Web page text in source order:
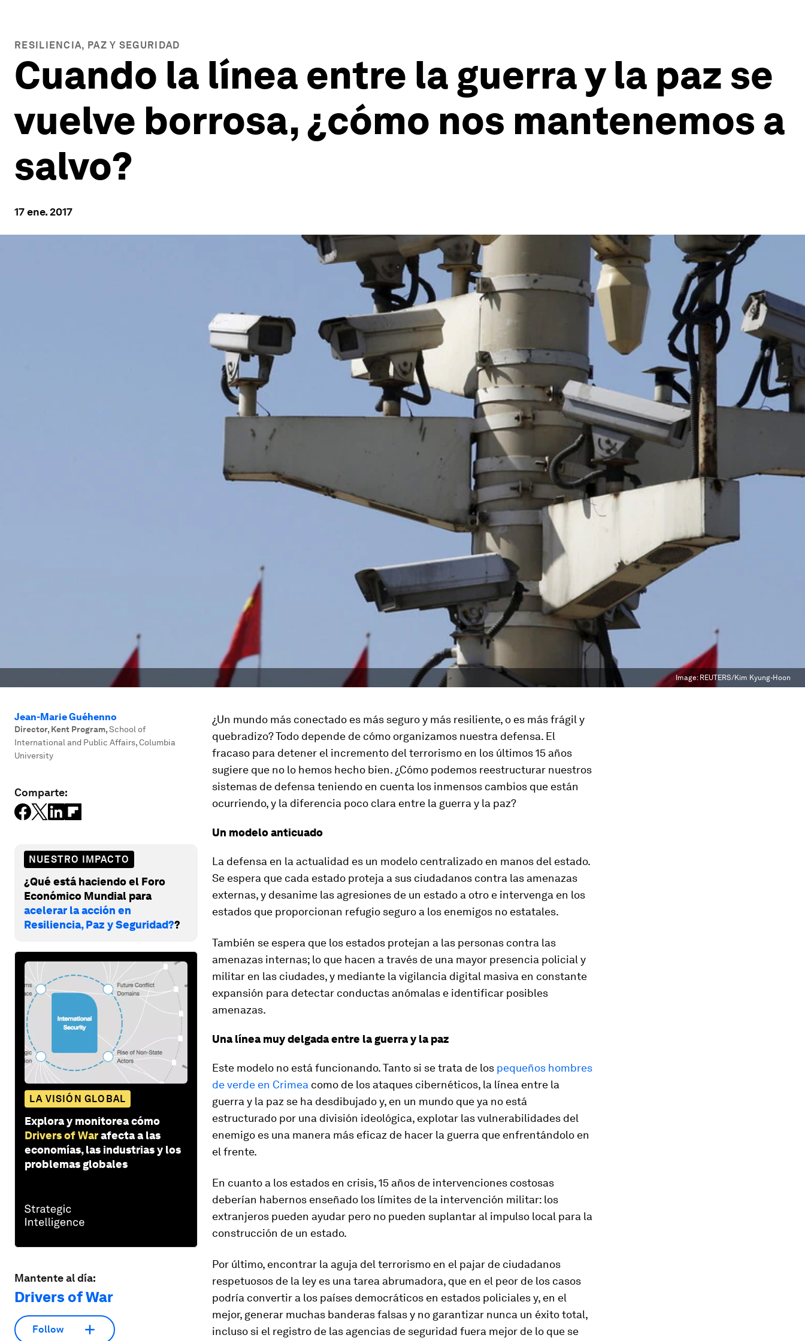
RESILIENCIA, PAZ Y SEGURIDAD
Cuando la línea entre la guerra y la paz se
vuelve borrosa, ¿cómo nos mantenemos a
salvo?
17 ene. 2017
Image: REUTERS/Kim Kyung-Hoon
Jean-Marie Guéhenno
Director, Kent Program,School of
International and Public Affairs, Columbia
University
Comparte:
NUESTRO IMPACTO
¿Qué está haciendo el Foro
Económico Mundial para
acelerar la acción en
Resiliencia, Paz y Seguridad??
LA VISIÓN GLOBAL
Explora y monitorea cómo
Drivers of Warafecta a las
economías, las industrias y los
problemas globales
Mantente al día:
Drivers of War
Follow
¿Un mundo más conectado es más seguro y más resiliente, o es más frágil y
quebradizo? Todo depende de cómo organizamos nuestra defensa. El
fracaso para detener el incremento del terrorismo en los últimos 15 años
sugiere que no lo hemos hecho bien. ¿Cómo podemos reestructurar nuestros
sistemas de defensa teniendo en cuenta los inmensos cambios que están
ocurriendo, y la diferencia poco clara entre la guerra y la paz?
Un modelo anticuado
La defensa en la actualidad es un modelo centralizado en manos del estado.
Se espera que cada estado proteja a sus ciudadanos contra las amenazas
externas, y desanime las agresiones de un estado a otro e intervenga en los
estados que proporcionan refugio seguro a los enemigos no estatales.
También se espera que los estados protejan a las personas contra las
amenazas internas; lo que hacen a través de una mayor presencia policial y
militar en las ciudades, y mediante la vigilancia digital masiva en constante
expansión para detectar conductas anómalas e identificar posibles
amenazas.
Una línea muy delgada entre la guerra y la paz
Este modelo no está funcionando. Tanto si se trata de los pequeños hombres
de verde en Crimea como de los ataques cibernéticos, la línea entre la
guerra y la paz se ha desdibujado y, en un mundo que ya no está
estructurado por una división ideológica, explotar las vulnerabilidades del
enemigo es una manera más eficaz de hacer la guerra que enfrentándolo en
el frente.
En cuanto a los estados en crisis, 15 años de intervenciones costosas
deberían habernos enseñado los límites de la intervención militar: los
extranjeros pueden ayudar pero no pueden suplantar al impulso local para la
construcción de un estado.
Por último, encontrar la aguja del terrorismo en el pajar de ciudadanos
respetuosos de la ley es una tarea abrumadora, que en el peor de los casos
podría convertir a los países democráticos en estados policiales y, en el
mejor, generar muchas banderas falsas y no garantizar nunca un éxito total,
incluso si el registro de las agencias de seguridad fuera mejor de lo que se